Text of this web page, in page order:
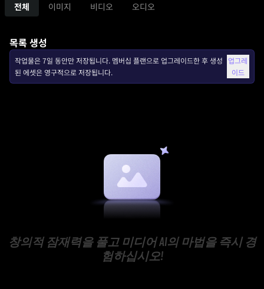
전체 이미지 비디오 오디오
목록 생성
작업물은 7일 동안만 저장됩니다. 멤버십 플랜으로 업그레이드한 후 생성
된 에셋은 영구적으로 저장됩니다.
업그레
이드
창의적 잠재력을 풀고 미디어 AI의 마법을 즉시 경
험하십시오!